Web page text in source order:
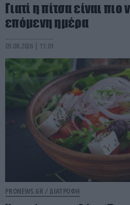
Γιατί η πίτσα είναι πιο
επόμενη ημέρα
05.08.2026 | 11:01
PRONEWS.GR / ΔΙΑΤΡΟΦΗ